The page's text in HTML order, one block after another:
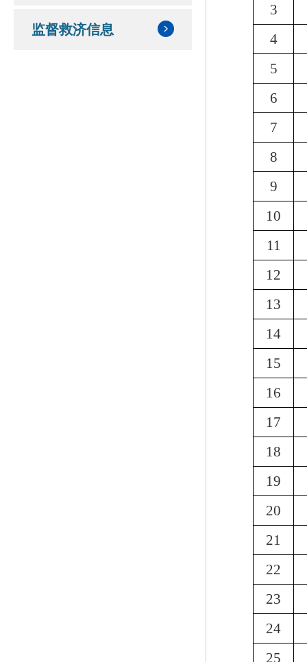
监督救济信息
3
4
5
6
7
8
9
10
11
12
13
14
15
16
17
18
19
20
21
22
23
24
25